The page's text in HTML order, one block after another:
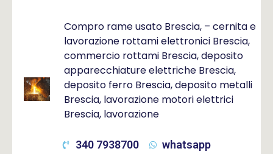
Compro rame usato Brescia, – cernita e
lavorazione rottami elettronici Brescia,
commercio rottami Brescia, deposito
apparecchiature elettriche Brescia,
deposito ferro Brescia, deposito metalli
Brescia, lavorazione motori elettrici
Brescia, lavorazione
340 7938700
whatsapp